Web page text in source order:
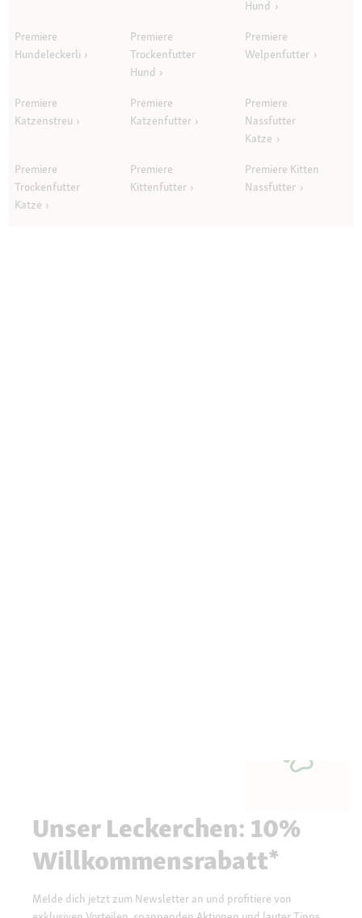
Hund
Premiere
Hundeleckerli
Premiere
Trockenfutter
Hund
Premiere
Welpenfutter
Premiere
Katzenstreu
Premiere
Katzenfutter
Premiere
Nassfutter
Katze
Premiere
Trockenfutter
Katze
Premiere
Kittenfutter
Premiere Kitten
Nassfutter
Unser Leckerchen: 10%
Willkommensrabatt*
Melde dich jetzt zum Newsletter an und profitiere von